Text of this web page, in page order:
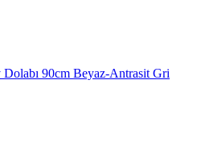
Dolabı 90cm Beyaz-Antrasit Gri